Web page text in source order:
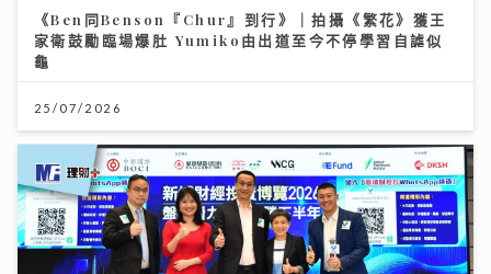
《Ben同Benson『Chur』到行》｜拍攝《繁花》獲王
家衛鼓勵臨場爆肚 Yumiko由出道至今不停學習自謔似
龜
25/07/2026